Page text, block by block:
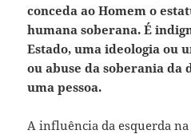
conceda ao Homem o
humana soberana. É
Estado, uma ideologia ou
ou abuse da soberania da
uma pessoa.
A influência da esquerda